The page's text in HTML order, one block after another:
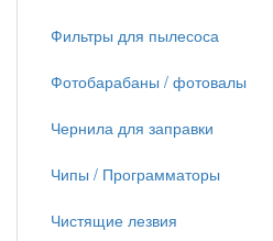
Фильтры для пылесоса
Фотобарабаны / фотовалы
Чернила для заправки
Чипы / Программаторы
Чистящие лезвия